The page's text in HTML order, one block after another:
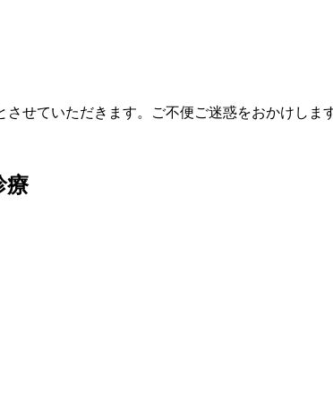
せていただきます。ご不便ご迷惑をおかけしま
療